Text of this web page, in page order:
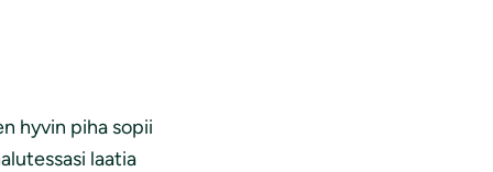
hyvin piha sopii
laatia